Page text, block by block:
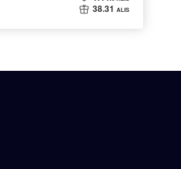
38.31 ALIS